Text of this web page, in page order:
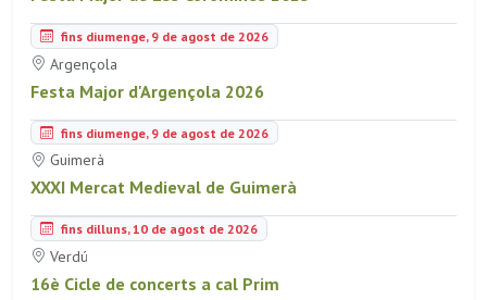
fins diumenge, 9 de agost de 2026
Argençola
Festa Major d'Argençola 2026
fins diumenge, 9 de agost de 2026
Guimerà
XXXI Mercat Medieval de Guimerà
fins dilluns, 10 de agost de 2026
Verdú
16è Cicle de concerts a cal Prim